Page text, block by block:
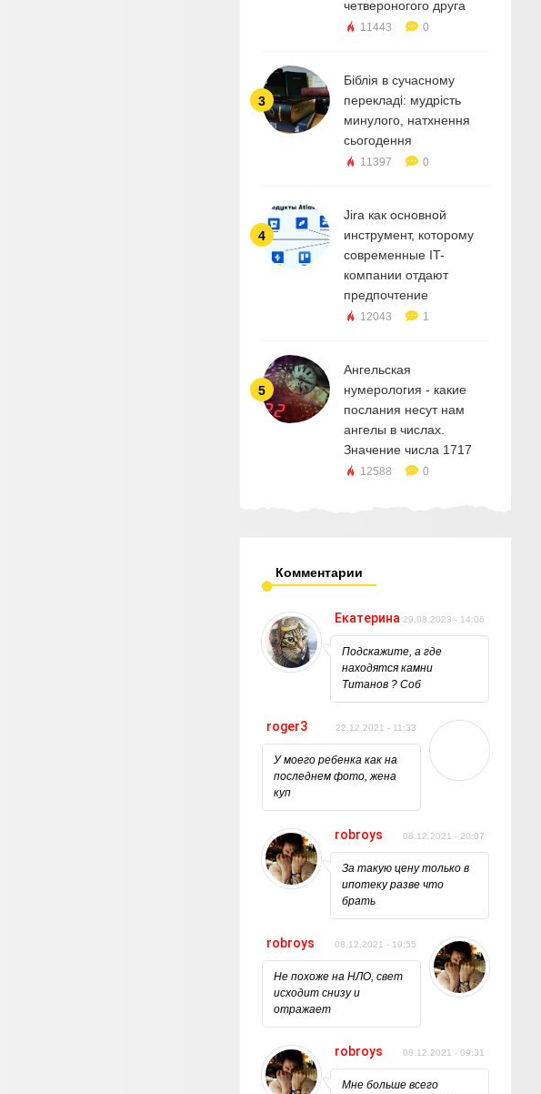
четвероногого друга
11443 0
3
Біблія в сучасному
перекладі: мудрість
минулого, натхнення
сьогодення
11397 0
4
Jira как основной
инструмент, которому
современные IT-
компании отдают
предпочтение
12043 1
5
Ангельская
нумерология - какие
послания несут нам
ангелы в числах.
Значение числа 1717
12588 0
Комментарии
Екатерина 29.08.2023 - 14:06
Подскажите, а где
находятся камни
Титанов ? Соб
roger3 22.12.2021 - 11:33
У моего ребенка как на
последнем фото, жена
куп
robroys 08.12.2021 - 20:07
За такую цену только в
ипотеку разве что
брать
robroys 08.12.2021 - 19:55
Не похоже на НЛО, свет
исходит снизу и
отражает
robroys 08.12.2021 - 09:31
Мне больше всего